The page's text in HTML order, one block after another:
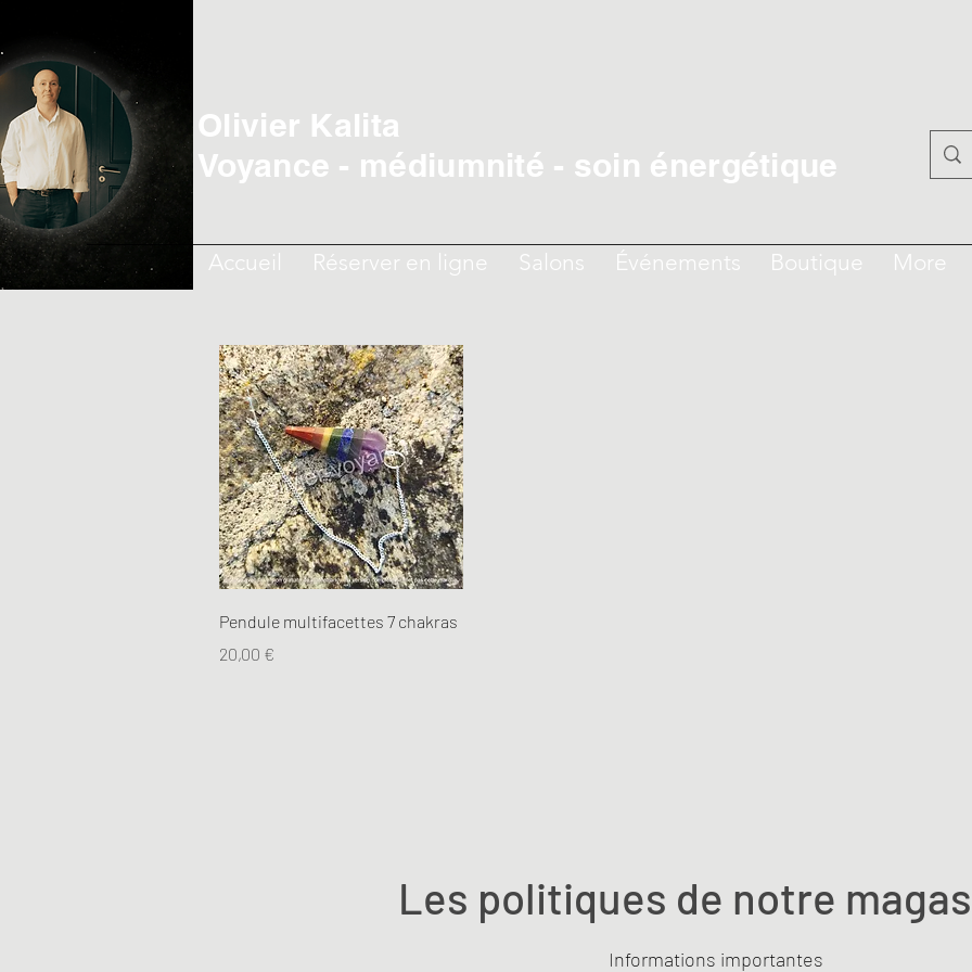
Olivier Kalita
Voyance - médiumnité - soin énergétique
Accueil Réserver en ligne Salons Événements Boutique More
Aperçu rapide
Pendule multifacettes 7 chakras
Prix
20,00 €
Les politiques de notre
Informations importantes